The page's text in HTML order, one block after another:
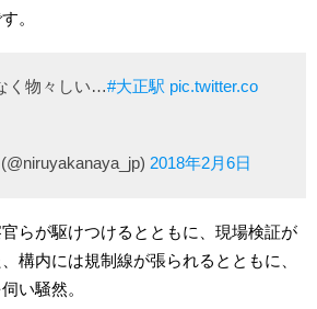
。
く物々しい…#大正駅 pic.twitter.co
2018年2月6日
らが駆けつけるとともに、現場検証が
構内には規制線が張られるとともに、
い騒然。